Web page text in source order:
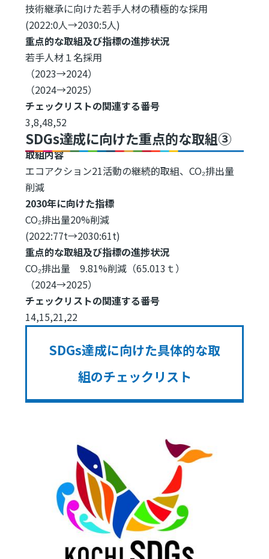
技術継承に向けた若手人材の積極的な採用
(2022:0人→2030:5人)
重点的な取組及び指標の進捗状況
若手人材１名採用
（2023→2024）
（2024→2025）
チェックリストの関連する番号
3,8,48,52
SDGs達成に向けた重点的な取組③
取組内容
エコアクション21活動の継続的取組、CO₂排出量
削減
2030年に向けた指標
CO₂排出量20%削減
(2022:77t→2030:61t)
重点的な取組及び指標の進捗状況
CO₂排出量 9.81%削減（65.013ｔ）
（2024→2025）
チェックリストの関連する番号
14,15,21,22
SDGs達成に向けた具体的な取
組のチェックリスト